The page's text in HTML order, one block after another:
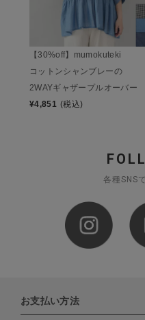
【30%off】mumokuteki
コットンシャンブレーの
2WAYギャザープルオーバー
¥4,851 (税込)
各種SNS
お支払い方法